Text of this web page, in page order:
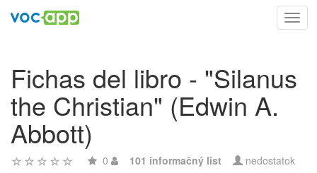
Fichas del libro - "Silanus
the Christian" (Edwin A.
Abbott)
0 101 informačný list nedostatok